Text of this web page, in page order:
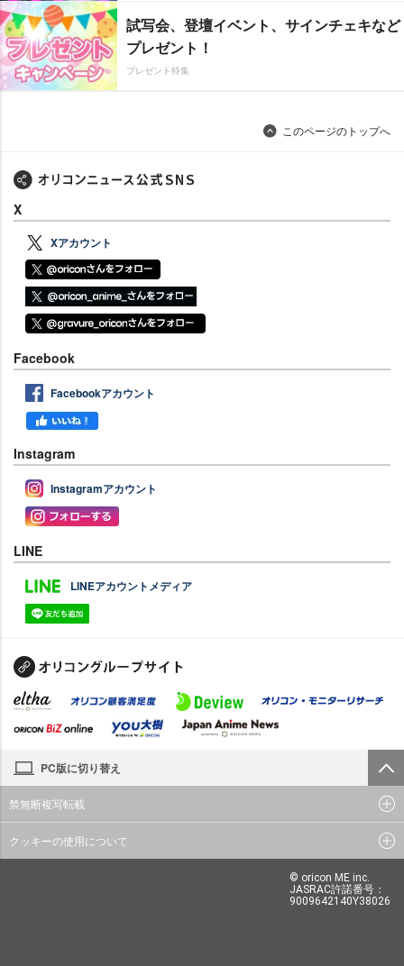
試写会、登壇イベント、サインチェキなど
プレゼント！
プレゼント特集
このページのトップへ
X
Xアカウント
Facebook
Facebookアカウント
Instagram
Instagramアカウント
LINE
LINEアカウントメディア
PC版に切り替え
禁無断複写転載
クッキーの使用について
© oricon ME inc.
JASRAC許諾番号：
9009642140Y38026